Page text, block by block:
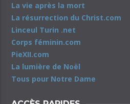
La vie après la mort
La résurrection du Christ.com
Linceul Turin .net
Corps féminin.com
PieXII.com
La lumière de Noël
Tous pour Notre Dame